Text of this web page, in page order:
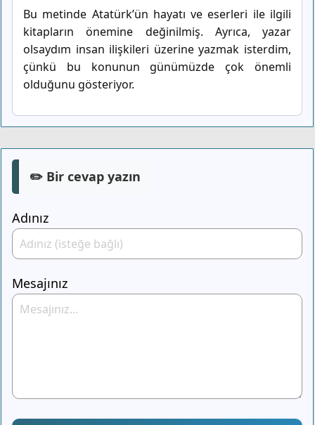
Bu metinde Atatürk’ün hayatı ve eserleri ile ilgili
kitapların önemine değinilmiş. Ayrıca, yazar
olsaydım insan ilişkileri üzerine yazmak isterdim,
çünkü bu konunun günümüzde çok önemli
olduğunu gösteriyor.
✏️ Bir cevap yazın
Adınız
Mesajınız